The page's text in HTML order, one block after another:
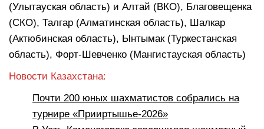
(Улытауская область) и Алтай (ВКО), Благовещенка
(СКО), Талгар (Алматинская область), Шалкар
(Актюбинская область), Ынтымак (Туркестанская
область), Форт-Шевченко (Мангистауская область)
Новости Казахстана:
Почти 200 юных шахматистов собрались на
турнире «Прииртышье-2026»